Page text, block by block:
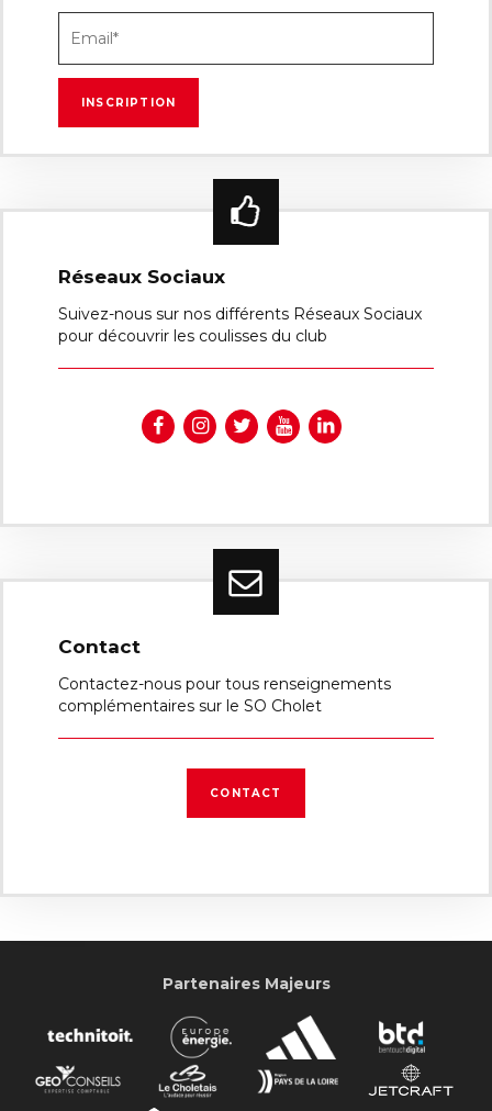
Réseaux Sociaux
Suivez-nous sur nos différents Réseaux Sociaux
pour découvrir les coulisses du club
Contact
Contactez-nous pour tous renseignements
complémentaires sur le SO Cholet
CONTACT
Partenaires Majeurs